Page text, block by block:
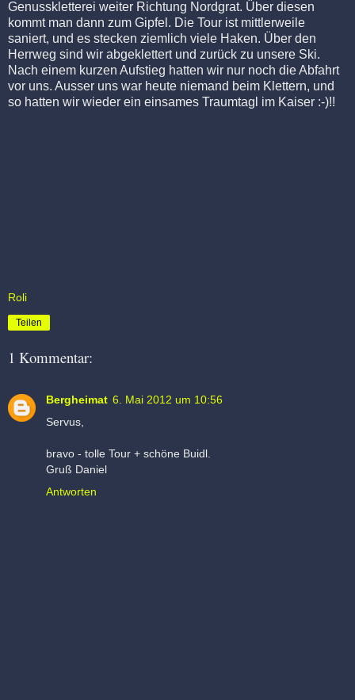
Genusskletterei weiter Richtung Nordgrat. Über diesen
kommt man dann zum Gipfel. Die Tour ist mittlerweile
saniert, und es stecken ziemlich viele Haken. Über den
Herrweg sind wir abgeklettert und zurück zu unsere Ski.
Nach einem kurzen Aufstieg hatten wir nur noch die Abfahrt
vor uns. Ausser uns war heute niemand beim Klettern, und
so hatten wir wieder ein einsames Traumtagl im Kaiser :-)!!
Roli
Teilen
1 Kommentar:
Bergheimat 6. Mai 2012 um 10:56
Servus,
bravo - tolle Tour + schöne Buidl.
Gruß Daniel
Antworten